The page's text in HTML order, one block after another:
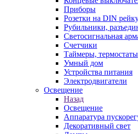
Приборы
Розетки на DIN
Рубильники,
Светосигнальная
Счетчики
Таймеры, термостаты
Умный дом
Устройства питания
Электродвигатели
Освещение
Назад
Освещение
Аппаратура
Декоративный свет